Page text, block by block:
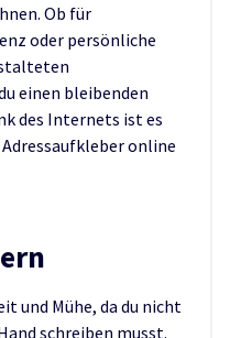
Ob für
oder persönliche
einen bleibenden
des Internets ist es
online
und Mühe, da du nicht
schreiben musst.